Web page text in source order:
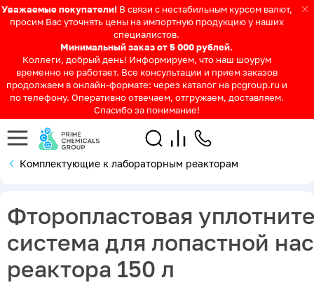
Уважаемые покупатели! В связи с нестабильным курсом валют,
просим Вас уточнять цены на импортную продукцию у наших
специалистов.
Минимальный заказ от 5 000 рублей.
Коллеги, добрый день! Информируем, что наш шоурум
временно не работает. Все консультации и прием заказов
продолжаем в онлайн-формате: через каталог на pcgroup.ru и
по телефону. Оперативно отвечаем, отгружаем, доставляем.
Спасибо за понимание!
Комплектующие к лабораторным реакторам
Фторопластовая
система для лопастной
реактора 150 л